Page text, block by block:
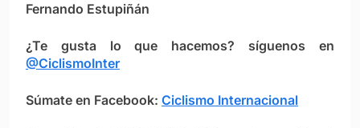
Fernando Estupiñán
¿Te gusta lo que hacemos? síguenos en
@CiclismoInter
Súmate en Facebook: Ciclismo Internacional